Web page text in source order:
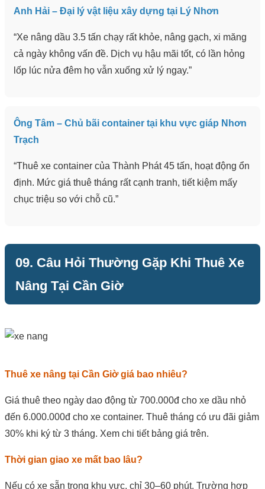
Anh Hải – Đại lý vật liệu xây dựng tại Lý Nhơn
“Xe nâng dầu 3.5 tấn chạy rất khỏe, nâng gạch, xi măng
cả ngày không vấn đề. Dịch vụ hậu mãi tốt, có lần hỏng
lốp lúc nửa đêm họ vẫn xuống xử lý ngay.”
Ông Tâm – Chủ bãi container tại khu vực giáp Nhơn
Trạch
“Thuê xe container của Thành Phát 45 tấn, hoạt động ổn
định. Mức giá thuê tháng rất cạnh tranh, tiết kiệm mấy
chục triệu so với chỗ cũ.”
09. Câu Hỏi Thường Gặp Khi Thuê Xe
Nâng Tại Cần Giờ
Thuê xe nâng tại Cần Giờ giá bao nhiêu?
Giá thuê theo ngày dao động từ 700.000đ cho xe dầu nhỏ
đến 6.000.000đ cho xe container. Thuê tháng có ưu đãi giảm
30% khi ký từ 3 tháng. Xem chi tiết bảng giá trên.
Thời gian giao xe mất bao lâu?
Nếu có xe sẵn trong khu vực, chỉ 30–60 phút. Trường hợp